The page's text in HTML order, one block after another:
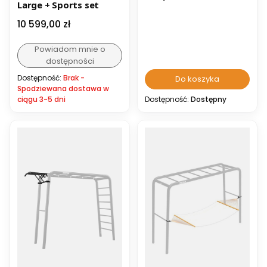
Large + Sports set
Cena
10 599,00 zł
Powiadom mnie o
dostępności
Dostępność: Brak -
Spodziewana dostawa w
ciągu 3-5 dni
Do koszyka
Dostępność: Dostępny